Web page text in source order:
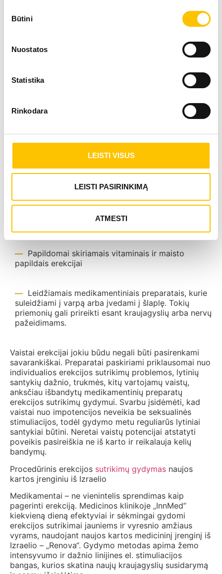
pasirinkimas
Būtini
Nuostatos
Statistika
Rinkodara
LEISTI VISUS
LEISTI PASIRINKIMĄ
ATMESTI
Potencijos gerinimas – ne tik
Medikamentiniu būdu erekcijos sutrikimai gydomi
Senesnės kartos preparatais: tadalafiliu,
Naujos kartos preparatais, pvz. avanafiliu
Papildomai skiriamais vitaminais ir maisto
papildais erekcijai
Leidžiamais medikamentiniais preparatais, kurie
suleidžiami į varpą arba įvedami į šlaplę. Tokių
priemonių gali prireikti esant kraujagyslių arba nervų
pažeidimams.
Vaistai erekcijai jokiu būdu negali būti pasirenkami
savarankiškai. Preparatai paskiriami priklausomai nuo
individualios erekcijos sutrikimų problemos, lytinių
santykių dažnio, trukmės, kitų vartojamų vaistų,
anksčiau išbandytų medikamentinių preparatų
erekcijos sutrikimų gydymui. Svarbu įsidėmėti, kad
vaistai nuo impotencijos neveikia be seksualinės
stimuliacijos, todėl gydymo metu reguliarūs lytiniai
santykiai būtini. Neretai vaistų potencijai atstatyti
poveikis pasireiškia ne iš karto ir reikalauja kelių
bandymų.
Procedūrinis erekcijos sutrikimų gydymas naujos
kartos įrenginiu iš Izraelio
Medikamentai – ne vienintelis sprendimas kaip
pagerinti erekciją. Medicinos klinikoje „InnMed“
kiekvieną dieną efektyviai ir sėkmingai gydomi
erekcijos sutrikimai jauniems ir vyresnio amžiaus
vyrams, naudojant naujos kartos medicininį įrenginį iš
Izraelio – „Renova“. Gydymo metodas apima žemo
intensyvumo ir dažnio linijines el. stimuliacijos
bangas, kurios skatina naujų kraujagyslių susidarymą